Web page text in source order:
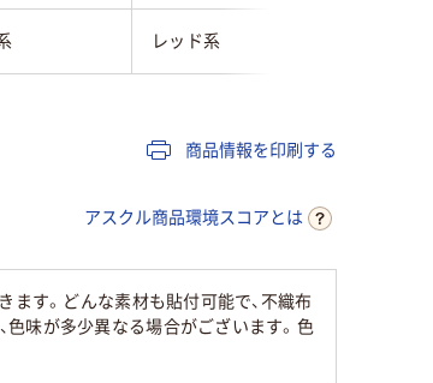
レッド系
商品情報を印刷する
アスクル商品環境スコアとは
ます。どんな素材も貼付可能で、不織布
色味が多少異なる場合がございます。色